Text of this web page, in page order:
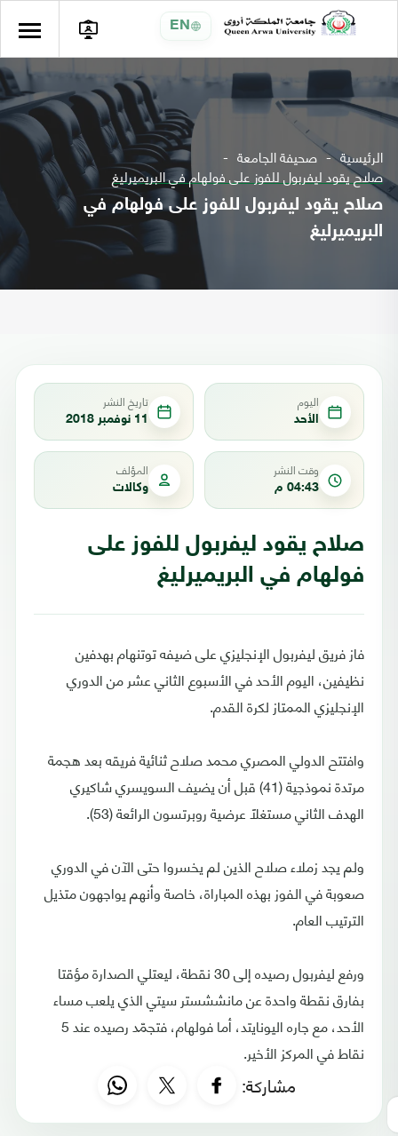
EN
الرئيسية صحيفة الجامعة
صلاح يقود ليفربول للفوز على فولهام في البريميرليغ
صلاح يقود ليفربول للفوز على فولهام في
البريميرليغ
اليوم
الأحد
تاريخ النشر
11 نوفمبر 2018
وقت النشر
04:43 م
المؤلف
وكالات
صلاح يقود ليفربول للفوز على
فولهام في البريميرليغ
فاز فريق ليفربول الإنجليزي على ضيفه توتنهام بهدفين
نظيفين، اليوم الأحد في الأسبوع الثاني عشر من الدوري
الإنجليزي الممتاز لكرة القدم.
وافتتح الدولي المصري محمد صلاح ثنائية فريقه بعد هجمة
مرتدة نموذجية (41) قبل أن يضيف السويسري شاكيري
الهدف الثاني مستغلاً عرضية روبرتسون الرائعة (53).
ولم يجد زملاء صلاح الذين لم يخسروا حتى الآن في الدوري
صعوبة في الفوز بهذه المباراة، خاصة وأنهم يواجهون متذيل
الترتيب العام.
ورفع ليفربول رصيده إلى 30 نقطة، ليعتلي الصدارة مؤقتا
بفارق نقطة واحدة عن مانششستر سيتي الذي يلعب مساء
الأحد، مع جاره اليونايتد، أما فولهام، فتجمّد رصيده عند 5
نقاط في المركز الأخير.
مشاركة: